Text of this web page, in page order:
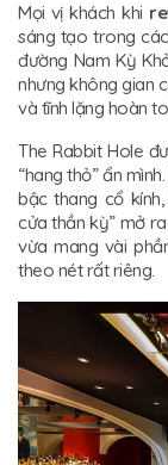
Mọi vị khách khi
sáng tạo trong
đường Nam Kỳ
nhưng không gian
và tĩnh lặng hoàn
The Rabbit Hole
“hang thỏ” ẩn
bậc thang cổ
cửa thần kỳ” mở
vừa mang vài
theo nét rất riêng.